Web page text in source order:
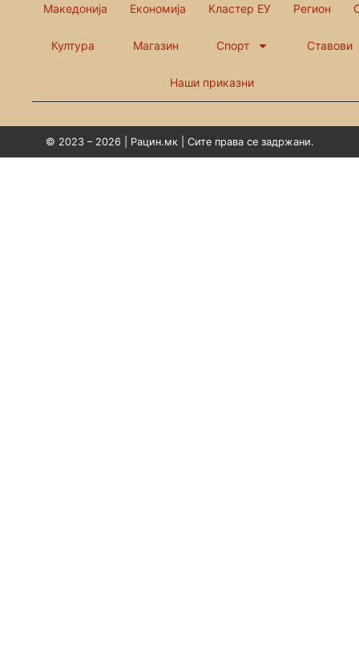
Македонија Економија Кластер ЕУ Регион
Култура Магазин Спорт Ставови
Наши приказни
© 2023 – 2026 | Рацин.мк | Сите права се задржани.